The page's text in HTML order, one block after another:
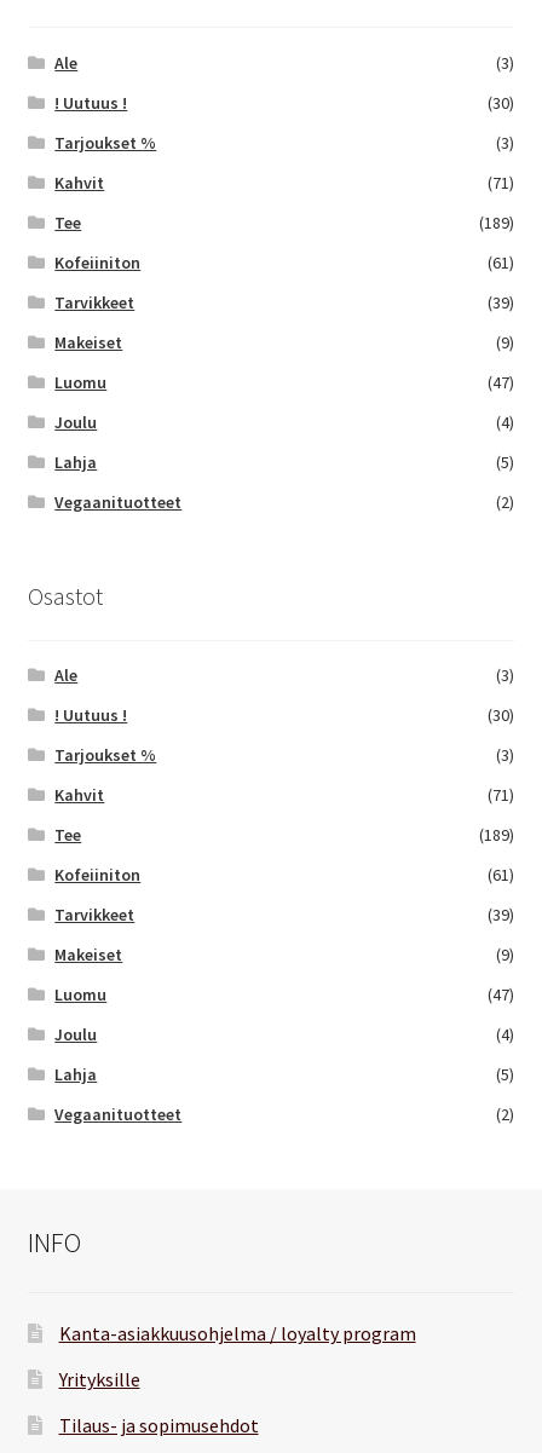
Ale
(3)
! Uutuus !
(30)
Tarjoukset %
(3)
Kahvit
(71)
Tee
(189)
Kofeiiniton
(61)
Tarvikkeet
(39)
Makeiset
(9)
Luomu
(47)
Joulu
(4)
Lahja
(5)
Vegaanituotteet
(2)
Osastot
Ale
(3)
! Uutuus !
(30)
Tarjoukset %
(3)
Kahvit
(71)
Tee
(189)
Kofeiiniton
(61)
Tarvikkeet
(39)
Makeiset
(9)
Luomu
(47)
Joulu
(4)
Lahja
(5)
Vegaanituotteet
(2)
INFO
Kanta-asiakkuusohjelma / loyalty program
Yrityksille
Tilaus- ja sopimusehdot